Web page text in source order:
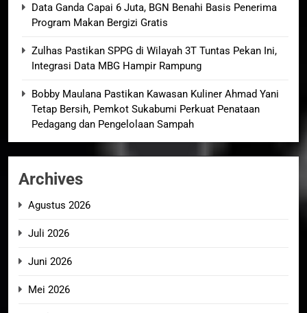
Data Ganda Capai 6 Juta, BGN Benahi Basis Penerima
Program Makan Bergizi Gratis
Zulhas Pastikan SPPG di Wilayah 3T Tuntas Pekan Ini,
Integrasi Data MBG Hampir Rampung
Bobby Maulana Pastikan Kawasan Kuliner Ahmad Yani
Tetap Bersih, Pemkot Sukabumi Perkuat Penataan
Pedagang dan Pengelolaan Sampah
Archives
Agustus 2026
Juli 2026
Juni 2026
Mei 2026